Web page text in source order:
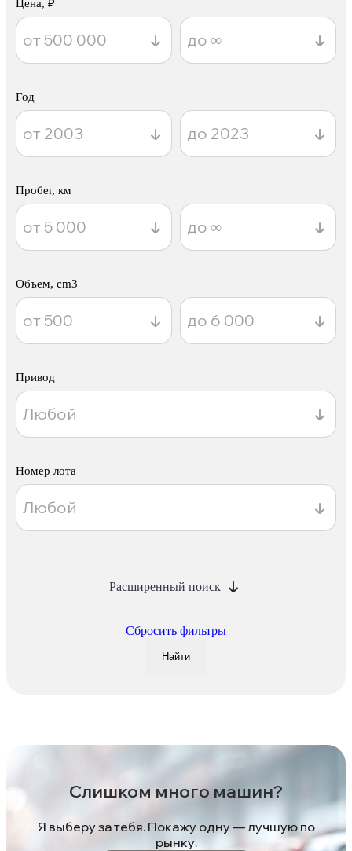
Цена, ₽
Год
Пробег, км
Объем, cm3
Привод
Номер лота
Расширенный поиск
Сбросить фильтры
Найти
Слишком много машин?
Я выберу за тебя. Покажу одну — лучшую по
рынку.